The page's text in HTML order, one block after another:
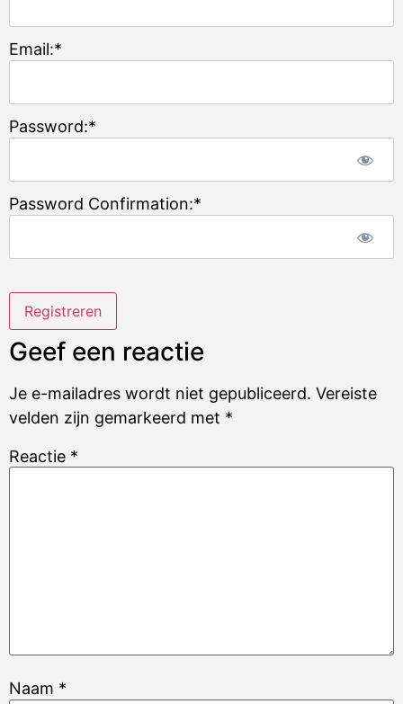
Email:*
Password:*
Password Confirmation:*
No val
Geef een reactie
Je e-mailadres wordt niet gepubliceerd. Vereiste
velden zijn gemarkeerd met *
Reactie *
Naam *